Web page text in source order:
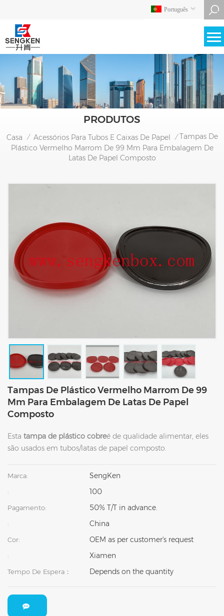
Português
PRODUTOS
Casa / Acessórios Para Tubos E Caixas De Papel / Tampas De
Plástico Vermelho Marrom De 99 Mm Para Embalagem De
Latas De Papel Composto
Tampas De Plástico Vermelho Marrom De 99
Mm Para Embalagem De Latas De Papel
Composto
Esta tampa de plástico cobreé de qualidade alimentar, eles
são usados ​​em tubos/latas de papel composto.
Marca: SengKen
: 100
Pagamento: 50% T/T in advance.
: China
Cor: OEM as per customer's request
: Xiamen
Tempo De Espera： Depends on the quantity